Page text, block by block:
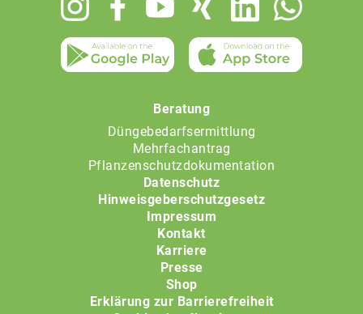
Beratung
Düngebedarfsermittlung
Mehrfachantrag
Pflanzenschutzdokumentation
Datenschutz
Hinweisgeberschutzgesetz
Impressum
Kontakt
Karriere
Presse
Shop
Erklärung zur Barrierefreiheit